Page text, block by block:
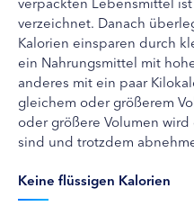
verzeichnet. Danach
Kalorien einsparen durch
ein Nahrungsmittel mit
anderes mit ein paar
gleichem oder größerem
oder größere Volumen wird
sind und trotzdem
Keine flüssigen Kalorien